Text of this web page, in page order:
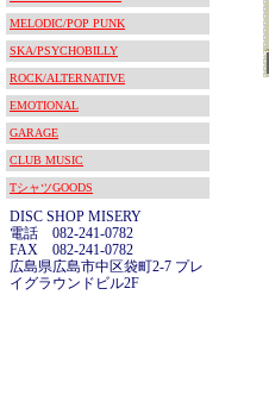
MELODIC/POP PUNK
SKA/PSYCHOBILLY
ROCK/ALTERNATIVE
EMOTIONAL
GARAGE
CLUB MUSIC
TシャツGOODS
DISC SHOP MISERY
電話 082-241-0782
FAX 082-241-0782
広島県広島市中区袋町2-7 プレ
イグラウンドビル2F